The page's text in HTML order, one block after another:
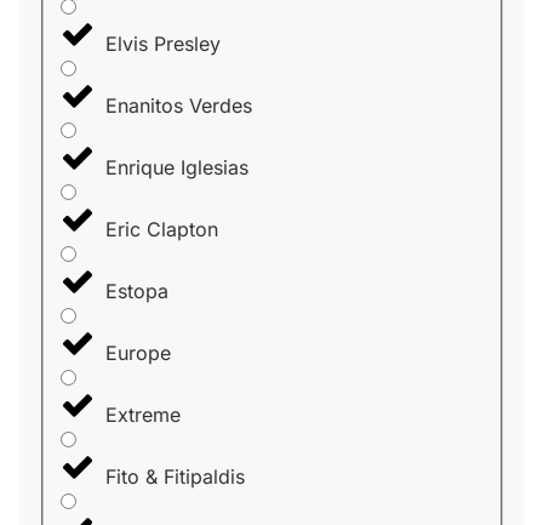
Elvis Presley
Enanitos Verdes
Enrique Iglesias
Eric Clapton
Estopa
Europe
Extreme
Fito & Fitipaldis